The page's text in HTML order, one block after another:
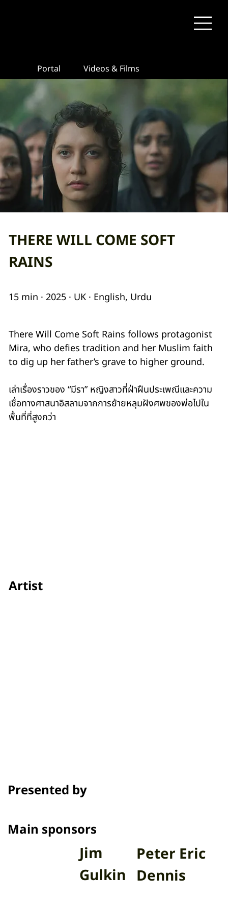
Portal Videos & Films
THERE WILL COME SOFT
RAINS
15 min · 2025 · UK · English, Urdu
There Will Come Soft Rains follows protagonist
Mira, who defies tradition and her Muslim faith
to dig up her father’s grave to higher ground.
เล่าเรื่องราวของ “มีรา” หญิงสาวที่ฝ่าฝืนประเพณีและความ
เชื่อทางศาสนาอิสลามจากการย้ายหลุมฝังศพของพ่อไปใน
พื้นที่ที่สูงกว่า
Artist
Presented by
Main sponsors
Peter Eric
Dennis
Jim
Gulkin